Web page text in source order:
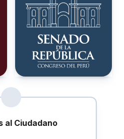
al Ciudadano